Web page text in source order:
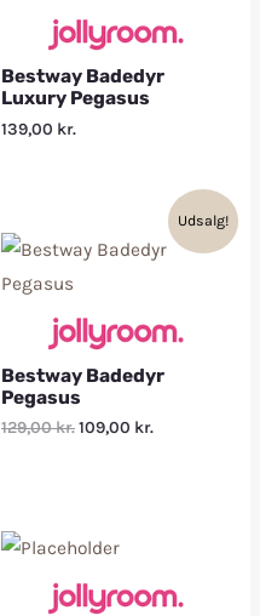
Bestway Badedyr
Luxury Pegasus
139,00 kr.
Udsalg!
Bestway Badedyr
Pegasus
129,00kr.109,00 kr.